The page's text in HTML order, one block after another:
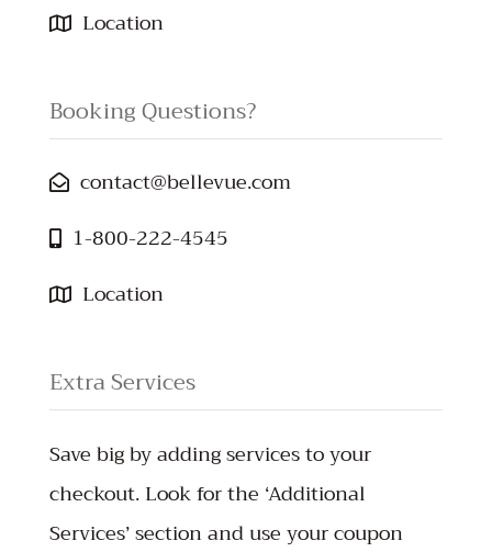
Location
Booking Questions?
contact@bellevue.com
1-800-222-4545
Location
Extra Services
Save big by adding services to your
checkout. Look for the ‘Additional
Services’ section and use your coupon